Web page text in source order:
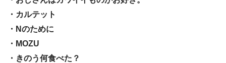
・カルテット
・Nのために
・MOZU
・きのう何食べた？